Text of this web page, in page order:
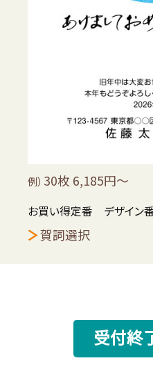
例） 30枚 6,185円～
お買い得定番 デザイン
賀詞選択
受付終